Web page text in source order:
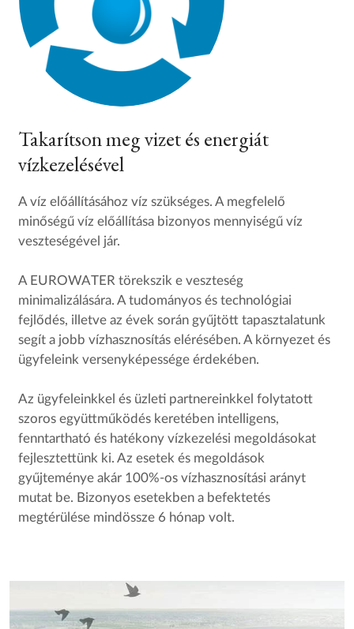
Takarítson meg vizet és energiát
vízkezelésével
A víz előállításához víz szükséges. A megfelelő
minőségű víz előállítása bizonyos mennyiségű víz
veszteségével jár.
A EUROWATER törekszik e veszteség
minimalizálására. A tudományos és technológiai
fejlődés, illetve az évek során gyűjtött tapasztalatunk
segít a jobb vízhasznosítás elérésében. A környezet és
ügyfeleink versenyképessége érdekében.
Az ügyfeleinkkel és üzleti partnereinkkel folytatott
szoros együttműködés keretében intelligens,
fenntartható és hatékony vízkezelési megoldásokat
fejlesztettünk ki. Az esetek és megoldások
gyűjteménye akár 100%-os vízhasznosítási arányt
mutat be. Bizonyos esetekben a befektetés
megtérülése mindössze 6 hónap volt.